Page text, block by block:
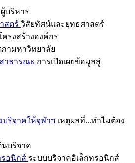
บริหาร
สตร์ วิสัยทัศน์และยุทธศาสตร์
ครงสร้างองค์กร
ภามหาวิทยาลัย
าธารณะ การเปิดเผยข้อมูลสู่
บริจาคให้จุฬาฯ เหตุผลที่...ทำไมต้อง
นบริจาค
รอนิกส์ ระบบบริจาคอิเล็กทรอนิกส์